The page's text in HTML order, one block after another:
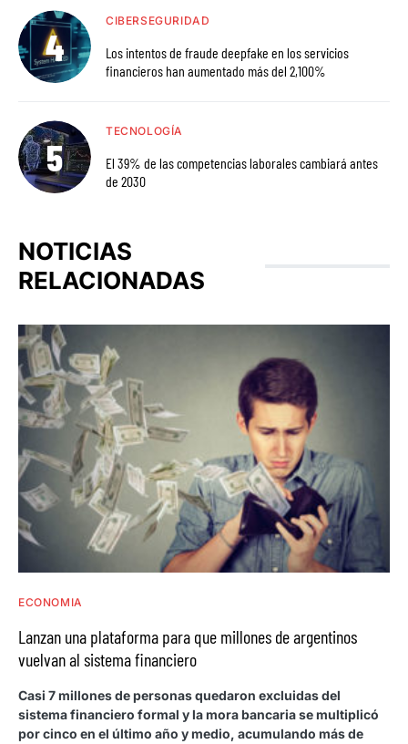
CIBERSEGURIDAD
Los intentos de fraude deepfake en los servicios
financieros han aumentado más del 2,100%
TECNOLOGÍA
El 39% de las competencias laborales cambiará antes
de 2030
NOTICIAS
RELACIONADAS
ECONOMIA
Lanzan una plataforma para que millones de argentinos
vuelvan al sistema financiero
Casi 7 millones de personas quedaron excluidas del
sistema financiero formal y la mora bancaria se multiplicó
por cinco en el último año y medio, acumulando más de